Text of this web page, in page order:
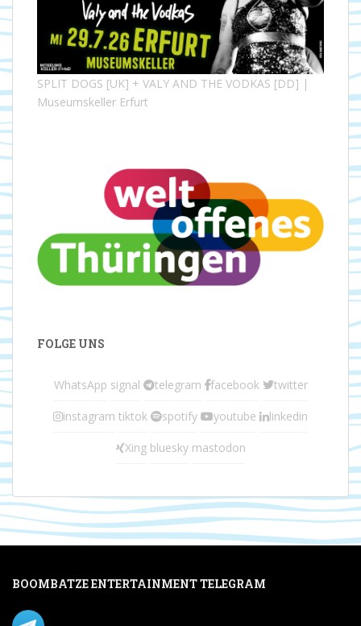
SPLIT DOGS [UK] + VALY AND THE VODKAS [DD] |
Museumskeller Erfurt
FOLGE UNS
WhatsApp signal telegram facebook twitter
instagram tiktok spotify youtube linkedin
Xing bluesky mastodon
BOOMBATZE ENTERTAINMENT TELEGRAM